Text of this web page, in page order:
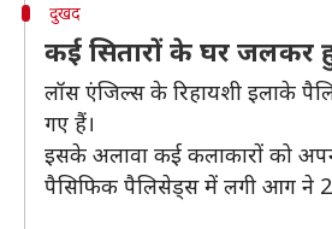
दुखद
कई सितारों के घर जलकर
लॉस एंजिल्स के रिहायशी इलाके
गए हैं।
इसके अलावा कई कलाकारों को
पैसिफिक पैलिसेड्स में लगी आग ने